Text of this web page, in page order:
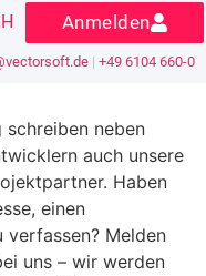
| +49 6104 660-0
Anmelden
schreiben neben
auch unsere
Haben
einen
verfassen? Melden
uns – wir werden